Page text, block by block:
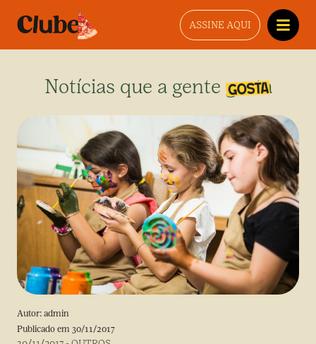
ASSINE AQUI
Notícias que a gente gosta
Autor: admin
Publicado em 30/11/2017